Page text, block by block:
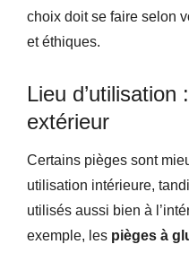
choix doit se faire selon
et éthiques.
Lieu d’utilisation
extérieur
Certains pièges sont
utilisation intérieure,
utilisés aussi bien à
exemple, les pièges à